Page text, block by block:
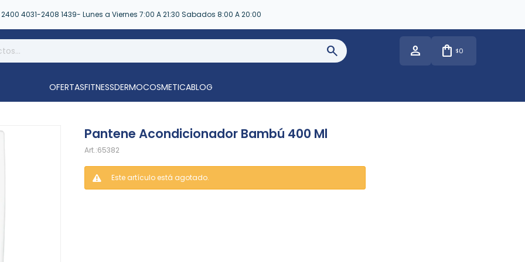
2400 4031-2408 1439- Lunes a Viernes 7:00 A 21:30 Sabados 8:00 A 20:00
$0
OFERTASFITNESSDERMOCOSMETICABLOG
Pantene Acondicionador Bambú 400 Ml
65382
Este artículo está agotado.